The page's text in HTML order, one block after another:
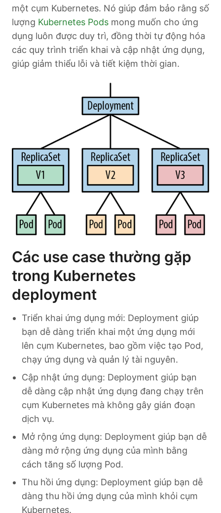
một cụm Kubernetes. Nó giúp đảm bảo rằng số
lượng Kubernetes Pods mong muốn cho ứng
dụng luôn được duy trì, đồng thời tự động hóa
các quy trình triển khai và cập nhật ứng dụng,
giúp giảm thiểu lỗi và tiết kiệm thời gian.
Các use case thường gặp
trong Kubernetes
deployment
Triển khai ứng dụng mới: Deployment giúp
bạn dễ dàng triển khai một ứng dụng mới
lên cụm Kubernetes, bao gồm việc tạo Pod,
chạy ứng dụng và quản lý tài nguyên.
Cập nhật ứng dụng: Deployment giúp bạn
dễ dàng cập nhật ứng dụng đang chạy trên
cụm Kubernetes mà không gây gián đoạn
dịch vụ.
Mở rộng ứng dụng: Deployment giúp bạn dễ
dàng mở rộng ứng dụng của mình bằng
cách tăng số lượng Pod.
Thu hồi ứng dụng: Deployment giúp bạn dễ
dàng thu hồi ứng dụng của mình khỏi cụm
Kubernetes.